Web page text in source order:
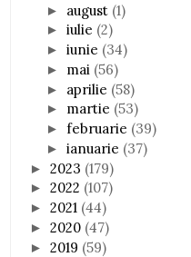
► august (1)
►iulie (2)
►iunie (34)
► mai (56)
► aprilie (58)
► martie (53)
►februarie (39)
►ianuarie (37)
►2023 (179)
►2022 (107)
►2021 (44)
►2020 (47)
►2019 (59)